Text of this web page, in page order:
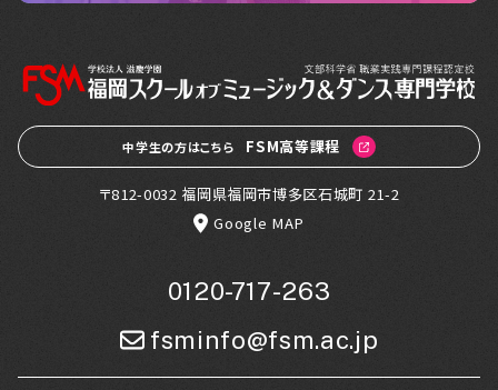
中学生の方はこちら FSM高等課程
〒812-0032 福岡県福岡市博多区石城町 21-2
Google MAP
0120-717-263
fsminfo@fsm.ac.jp